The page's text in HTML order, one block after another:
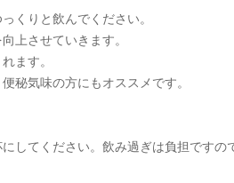
くりと飲んでください。
上させていきます。
ます。
秘気味の方にもオススメです。
してください。飲み過ぎは負担ですの